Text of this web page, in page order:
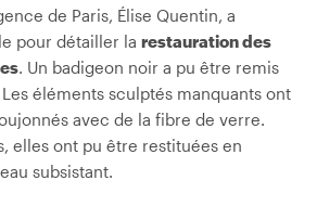
de Paris, Élise Quentin, a
pour détailler la restauration des
. Un badigeon noir a pu être remis
éléments sculptés manquants ont
avec de la fibre de verre.
elles ont pu être restituées en
subsistant.